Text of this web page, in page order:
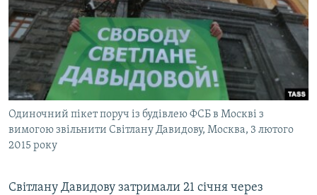
Одиночний пікет поруч із будівлею ФСБ в Москві з
вимогою звільнити Світлану Давидову, Москва, 3 лютого
2015 року
Світлану Давидову затримали 21 січня через